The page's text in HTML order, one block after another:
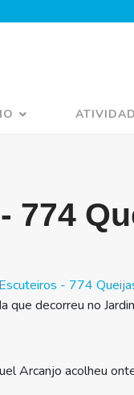
774
- 774
que decorreu no
Arcanjo acolheu